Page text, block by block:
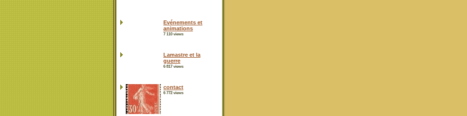
Evénements et
animations
7 110 views
Lamastre et la
guerre
6 817 views
contact
6 772 views